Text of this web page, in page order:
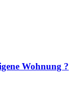
Wohnung ?